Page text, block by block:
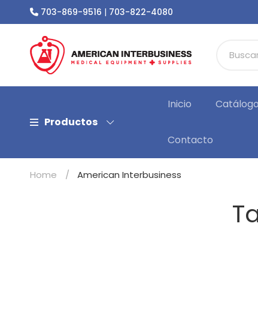
703-869-9516 | 703-822-4080
Productos
Inicio Catálogo
Contacto
Home American Interbusiness